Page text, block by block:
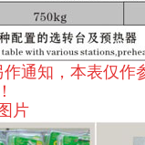
通知，本表仅作
片